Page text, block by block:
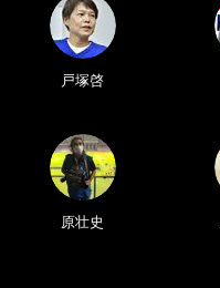
戸塚啓
原壮史